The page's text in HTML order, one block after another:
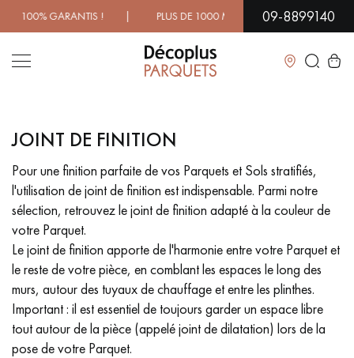
GARANTIS ! | PLUS DE 1000 MODÈLES À DÉCOUVRIR
09-8899140
Fermer
LES RECHERCHES LES PLUS COURANTES
PARQUET MASSIF
PARQUET CONTRECOLLÉ -
FLOTTANT
SOL PLAQUÉ BOIS VERITABLES PARQUETS À MOTIFS
PARQUET EN BOIS EXOTIQUE PARQUET VERNIS
PARQUET HUILÉ PARQUET EN BOIS BRUT
JOINT DE FINITION
Pour une finition parfaite de vos Parquets et Sols stratifiés,
l'utilisation de joint de finition est indispensable. Parmi notre
sélection, retrouvez le joint de finition adapté à la couleur de
votre Parquet.
Le joint de finition apporte de l'harmonie entre votre Parquet et
le reste de votre pièce, en comblant les espaces le long des
murs, autour des tuyaux de chauffage et entre les plinthes.
Important : il est essentiel de toujours garder un espace libre
tout autour de la pièce (appelé joint de dilatation) lors de la
pose de votre Parquet.